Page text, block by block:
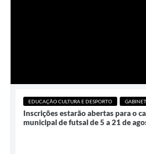
EDUCAÇÃO CULTURA E DESPORTO
Inscrições estarão abertas para o
municipal de futsal de 5 a 21 de